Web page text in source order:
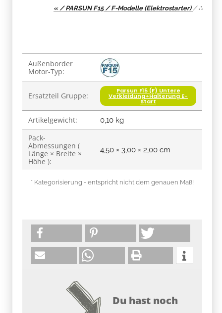
« / PARSUN F15 / F-Modelle (Elektrostarter) /∴
Produkteigenschaft
Wert
Außenborder
Motor-Typ:
Ersatzteil Gruppe:
Parsun F15 (F) Untere
Verkleidung+Halterung E-
Start
Artikelgewicht: 0,10 kg
Pack-
Abmessungen (
Länge × Breite ×
Höhe ):
4,50 × 3,00 × 2,00 cm
* Kategorisierung - entspricht nicht dem genauen Maß!
Du hast noch